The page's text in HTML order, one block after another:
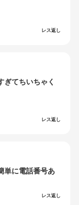
レス返し
ぎてちいちゃく
レス返し
単に電話番号あ
レス返し